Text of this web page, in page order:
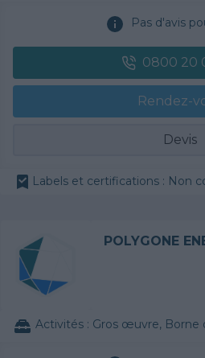
Pas d'avis
0800 20
Rendez-
Devis
Labels et certifications : Non
POLYGONE
Activités : Gros œuvre, Borne de